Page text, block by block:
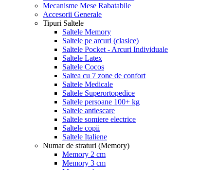
Mecanisme Mese Rabatabile
Accesorii Generale
Tipuri Saltele
Saltele Memory
Saltele pe arcuri (clasice)
Saltele Pocket - Arcuri Individuale
Saltele Latex
Saltele Cocos
Saltea cu 7 zone de confort
Saltele Medicale
Saltele Superortopedice
Saltele persoane 100+ kg
Saltele antiescare
Saltele somiere electrice
Saltele copii
Saltele Italiene
Numar de straturi (Memory)
Memory 2 cm
Memory 3 cm